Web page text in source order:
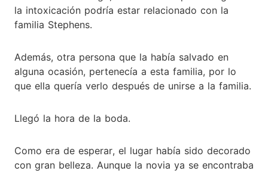
la intoxicación podría estar relacionado con la
familia Stephens.
Además, otra persona que la había salvado en
alguna ocasión, pertenecía a esta familia, por lo
que ella quería verlo después de unirse a la familia.
Llegó la hora de la boda.
Como era de esperar, el lugar había sido decorado
con gran belleza. Aunque la novia ya se encontraba